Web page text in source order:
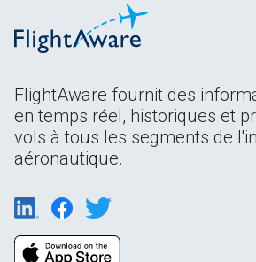
FlightAware fournit des
en temps réel, historiques et
vols à tous les segments de
aéronautique.